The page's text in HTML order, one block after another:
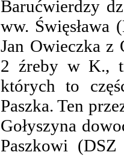
Barućwierdzy
ww.
Jan Owieczka z
2 źreby w K.,
których to
Paszka. Ten
Gołyszyna
Paszkowi